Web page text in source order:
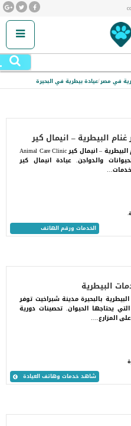
في مصر/عيادة بيطرية في البحيرة
الخدمات ورقم الهاتف
البيطرية – انيمال كير
عيادة دكتور ياسر غنام البيطرية – انيمال كير Animal Care Clinic
والدواجن. عيادة انيمال كير
شاهد خدمات وهاتف العيادة
البيطرية
بالبحيرة مدينة شبراخيت توفر
يحتاجها الحيوان. تحصينات دورية
المزارع.…